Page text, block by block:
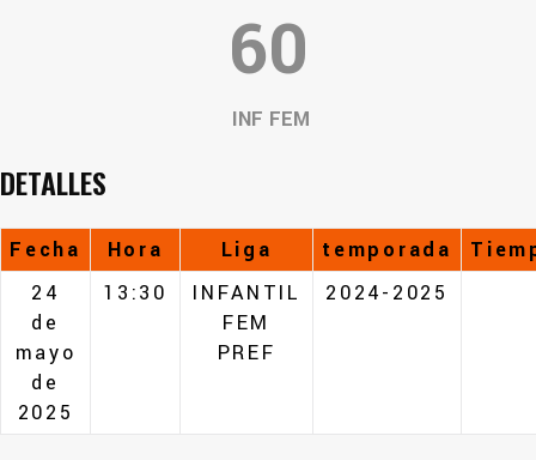
60
INF FEM
DETALLES
Fecha Hora Liga temporada
24
de
mayo
de
2025
13:30
INFANTIL
FEM
PREF
2024-2025